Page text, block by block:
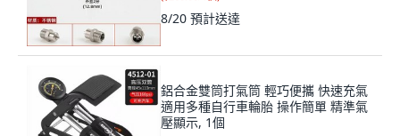
8/20 預計送達
鋁合金雙筒打氣筒 輕巧便攜 快速充氣
適用多種自行車輪胎 操作簡單 精準氣
壓顯示, 1個